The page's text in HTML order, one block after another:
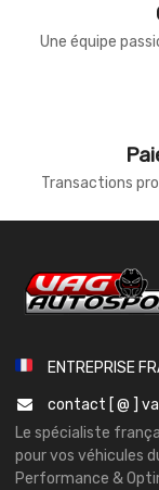
Une équipe
Transactions
ENTREPRISE
contact [ @ ]
Le spécialiste
pour vos véhicules
Performance &